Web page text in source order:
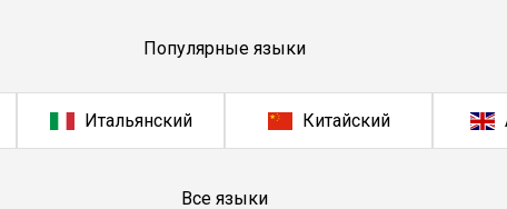
Популярные языки
Итальянский Китайский
Все языки